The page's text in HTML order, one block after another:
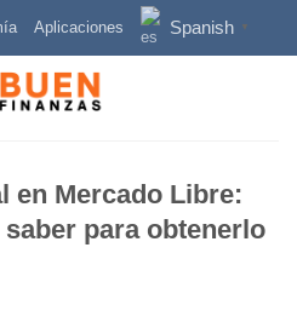
Aplicaciones Spanish ▼
en Mercado Libre:
para obtenerlo